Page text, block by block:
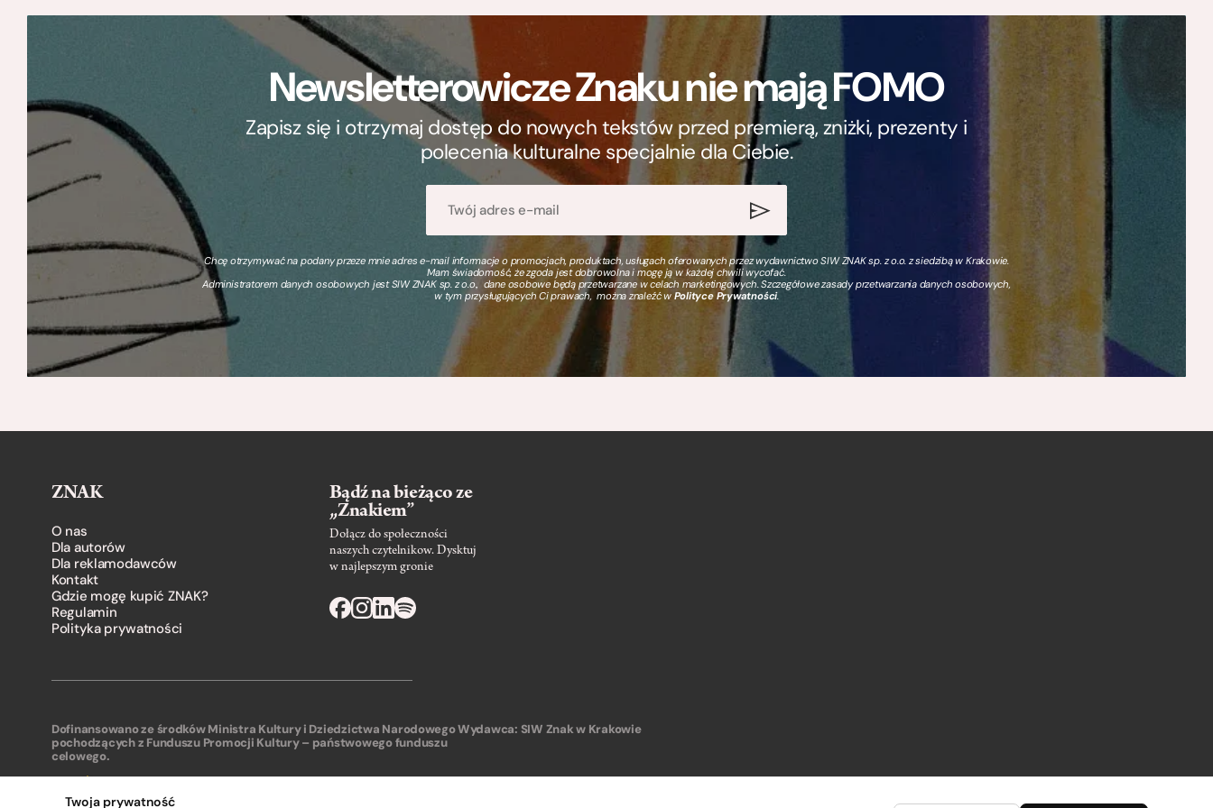
Newsletterowicze Znaku nie mają FOMO
Zapisz się i otrzymaj dostęp do nowych tekstów przed premierą, zniżki, prezenty i
polecenia kulturalne specjalnie dla Ciebie.
Chcę otrzymywać na podany przeze mnie adres e-mail informacje o promocjach, produktach, usługach oferowanych przez wydawnictwo SIW ZNAK sp. z o.o. z siedzibą w Krakowie.
Mam świadomość, że zgoda jest dobrowolna i mogę ją w każdej chwili wycofać.
Administratorem danych osobowych jest SIW ZNAK sp. z o.o., dane osobowe będą przetwarzane w celach marketingowych. Szczegółowe zasady przetwarzania danych osobowych,
w tym przysługujących Ci prawach, można znaleźć wPolityce Prywatności.
ZNAK
O nas
Dla autorów
Dla reklamodawców
Kontakt
Gdzie mogę kupić ZNAK?
Regulamin
Polityka prywatności
Bądź na bieżąco ze
„Znakiem”
Dołącz do społeczności
naszych czytelnikow. Dysktuj
w najlepszym gronie
Dofinansowano ze środków Ministra Kultury i Dziedzictwa Narodowego
pochodzących z Funduszu Promocji Kultury – państwowego funduszu
celowego.
Wydawca: SIW Znak w Krakowie
Twoja prywatność